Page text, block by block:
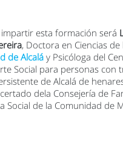
esta formación será
, Doctora en Ciencias de
de Alcalá y Psicóloga del
Social para personas con
de Alcalá de
dela Consejería de
Social de la Comunidad de